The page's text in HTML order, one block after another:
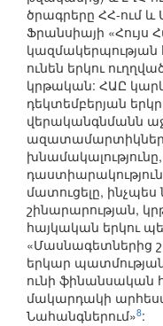
ծրագրերը ՀՀ-ում
Ֆրանսիայի
ունեն երկու
կրթական: ՀԱԸ
դեկտեմբերյան
վերականգնմանն
մատուցելը,
շինարարության,
հայկական երկու
«Մասնագետներից
երկար
ունի ֆինանսական
մակարդակի
Նահանգներում»8: